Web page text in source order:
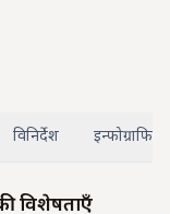
विनिर्देश इन्फोग्राफिक्स
विशेषताएँ